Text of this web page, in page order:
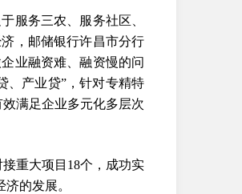
服务三农、服务社区、
，邮储银行许昌市分行
业融资难、融资慢的问
、产业贷”，针对专精特
满足企业多元化多层次
重大项目18个，成功实
的发展。